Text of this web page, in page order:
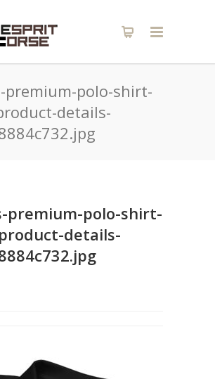
premium-polo-shirt-
details-
premium-polo-shirt-
details-